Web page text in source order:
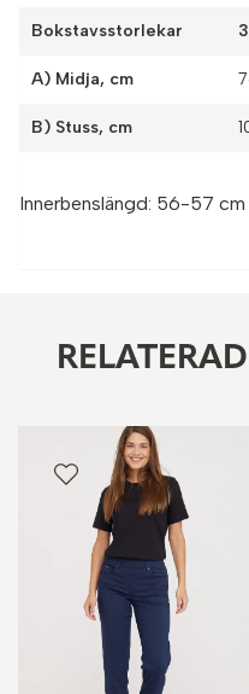
Bokstavsstorlekar
A) Midja, cm
B) Stuss, cm
Innerbenslängd: 56-57 cm